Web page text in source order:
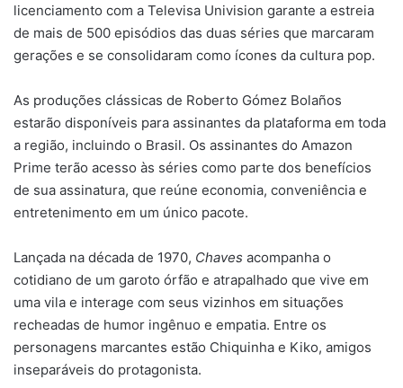
licenciamento com a Televisa Univision garante a estreia
de mais de 500 episódios das duas séries que marcaram
gerações e se consolidaram como ícones da cultura pop.
As produções clássicas de Roberto Gómez Bolaños
estarão disponíveis para assinantes da plataforma em toda
a região, incluindo o Brasil. Os assinantes do Amazon
Prime terão acesso às séries como parte dos benefícios
de sua assinatura, que reúne economia, conveniência e
entretenimento em um único pacote.
Lançada na década de 1970, Chaves acompanha o
cotidiano de um garoto órfão e atrapalhado que vive em
uma vila e interage com seus vizinhos em situações
recheadas de humor ingênuo e empatia. Entre os
personagens marcantes estão Chiquinha e Kiko, amigos
inseparáveis do protagonista.